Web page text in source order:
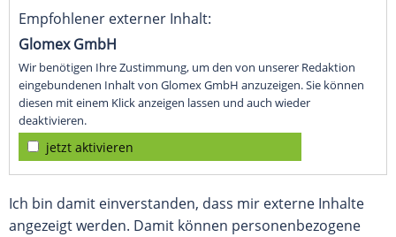
Empfohlener externer Inhalt:
Glomex GmbH
Wir benötigen Ihre Zustimmung, um den von unserer Redaktion
eingebundenen Inhalt von Glomex GmbH anzuzeigen. Sie können
diesen mit einem Klick anzeigen lassen und auch wieder
deaktivieren.
jetzt aktivieren
Ich bin damit einverstanden, dass mir externe Inhalte
angezeigt werden. Damit können personenbezogene